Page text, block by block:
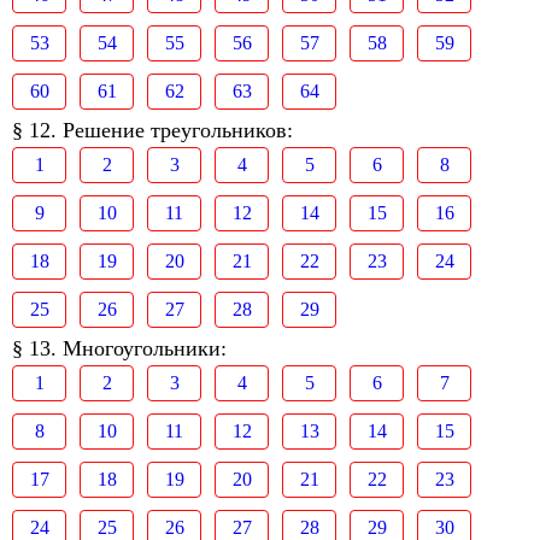
53 54 55 56 57 58 59
60 61 62 63 64
§ 12. Решение треугольников:
1 2 3 4 5 6 8
9 10 11 12 14 15 16
18 19 20 21 22 23 24
25 26 27 28 29
§ 13. Многоугольники:
1 2 3 4 5 6 7
8 10 11 12 13 14 15
17 18 19 20 21 22 23
24 25 26 27 28 29 30